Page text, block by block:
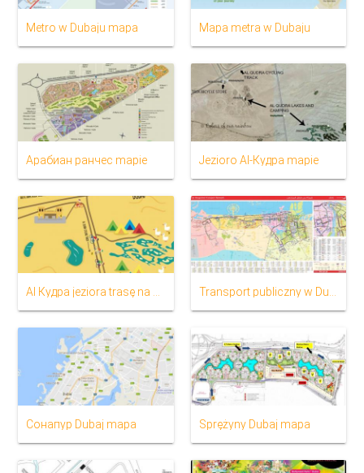
Metro w Dubaju mapa Mapa metra w Dubaju
Арабиан ранчес mapie Jezioro Al-Кудра mapie
Сонапур Dubaj mapa Sprężyny Dubaj mapa